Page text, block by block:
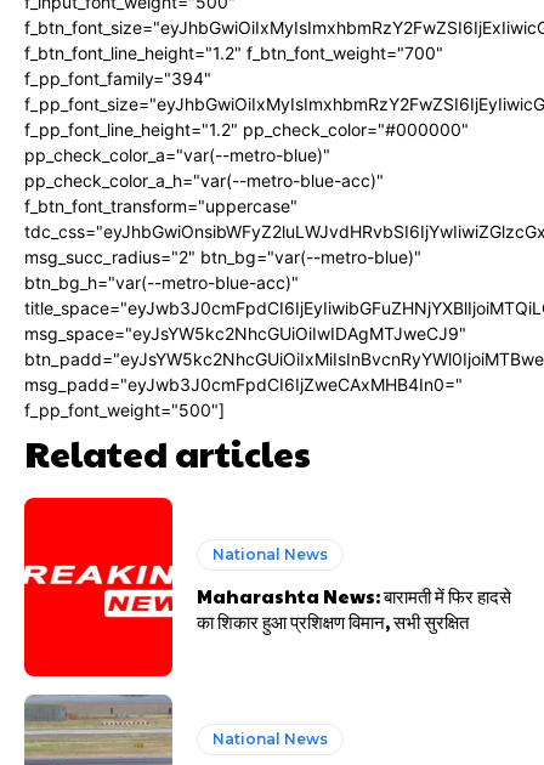
f_btn_font_line_height="1.2" f_btn_font_weight="700"
f_pp_font_family="394"
f_pp_font_line_height="1.2" pp_check_color="#000000"
pp_check_color_a="var(--metro-blue)"
pp_check_color_a_h="var(--metro-blue-acc)"
f_btn_font_transform="uppercase"
msg_succ_radius="2" btn_bg="var(--metro-blue)"
btn_bg_h="var(--metro-blue-acc)"
msg_space="eyJsYW5kc2NhcGUiOiIwIDAgMTJweCJ9"
msg_padd="eyJwb3J0cmFpdCI6IjZweCAxMHB4In0="
f_pp_font_weight="500"]
Related articles
National News
Maharashta News: बारामती में फिर हादसे
का शिकार हुआ प्रशिक्षण विमान, सभी सुरक्षित
National News